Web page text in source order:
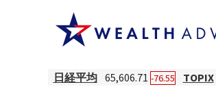
日経平均 65,606.71 -76.55 TOPIX